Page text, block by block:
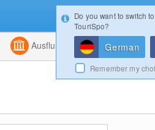
Kombiniert
Ausflugsziele
Do you want to switch
TouriSpo?
German
Remember my
Konfigurator